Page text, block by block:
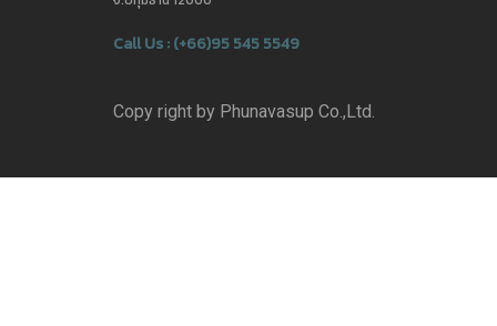
Call Us : (+66)95 545 5549
Copy right by Phunavasup Co.,Ltd.